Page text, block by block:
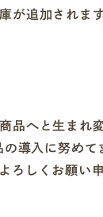
が追加されま
品へと生まれ
導入に努めて
ろしくお願い